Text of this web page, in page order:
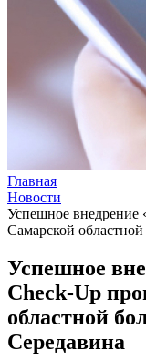
Главная
Новости
Успешное
Самарской
Успешное
Check-Up
областной
Середавина